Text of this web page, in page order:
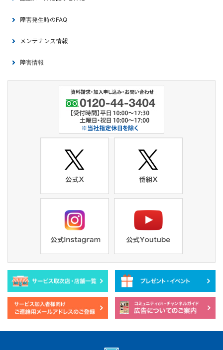
障害発生時のFAQ
メンテナンス情報
障害情報